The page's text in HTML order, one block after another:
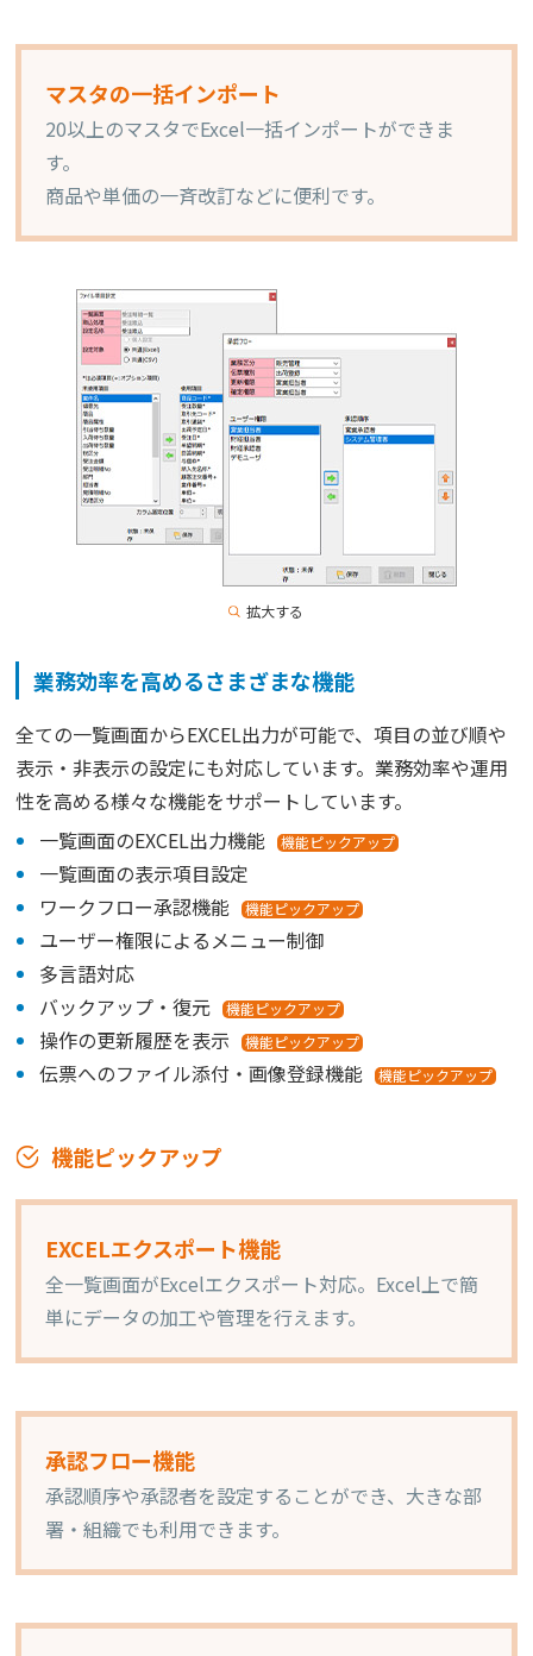
マスタの一括インポート
20以上のマスタでExcel一括インポートができま
す。
商品や単価の一斉改訂などに便利です。
拡大する
業務効率を高めるさまざまな機能
全ての一覧画面からEXCEL出力が可能で、項目の並び順や
表示・非表示の設定にも対応しています。業務効率や運用
性を高める様々な機能をサポートしています。
一覧画面のEXCEL出力機能
機能ピックアップ
一覧画面の表示項目設定
ワークフロー承認機能
機能ピックアップ
ユーザー権限によるメニュー制御
多言語対応
バックアップ・復元
機能ピックアップ
操作の更新履歴を表示 機能ピックアップ
伝票へのファイル添付・画像登録機能 機能ピックアップ
機能ピックアップ
EXCELエクスポート機能
全一覧画面がExcelエクスポート対応。Excel上で簡
単にデータの加工や管理を行えます。
承認フロー機能
承認順序や承認者を設定することができ、大きな部
署・組織でも利用できます。